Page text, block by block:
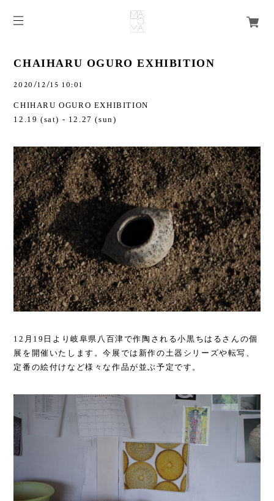
CHAIHARU OGURO EXHIBITION
2020/12/15 10:01
CHIHARU OGURO EXHIBITION
12.19 (sat) - 12.27 (sun)
12月19日より岐阜県八百津で作陶される小黒ちはるさんの個
展を開催いたします。今展では新作の土器シリーズや転写、
定番の絵付けなど様々な作品が並ぶ予定です。